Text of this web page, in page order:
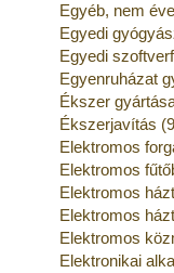
Egyéb, nem
Egyedi
Egyedi
Egyenruházat
Ékszer
Ékszerjavítás
Elektromos
Elektromos
Elektromos
Elektromos
Elektromos
Elektronikai